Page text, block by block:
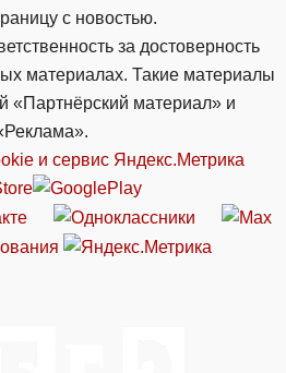
с новостью.
за достоверность
материалах. Такие материалы
«Партнёрский материал» и
и сервиc Яндекс.Метрика